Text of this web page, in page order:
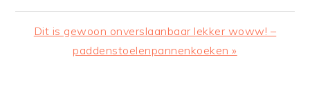
Post:
Next
Dit is gewoon onverslaanbaar lekker woww! –
paddenstoelenpannenkoeken »